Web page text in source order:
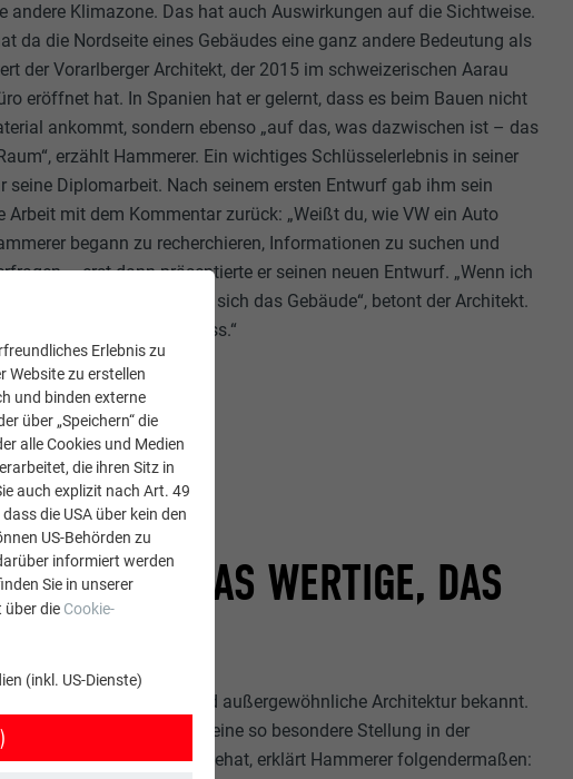
andere Klimazone. Das hat auch Auswirkungen auf die Sichtweise.
da die Nordseite eines Gebäudes eine ganz andere Bedeutung als
der Vorarlberger Architekt, der 2015 im schweizerischen Aarau
eröffnet hat. In Spanien hat er gelernt, dass es beim Bauen nicht
ankommt, sondern ebenso „auf das, was dazwischen ist – das
erzählt Hammerer. Ein wichtiges Schlüsselerlebnis in seiner
seine Diplomarbeit. Nach seinem ersten Entwurf gab ihm sein
Arbeit mit dem Kommentar zurück: „Weißt du, wie VW ein Auto
begann zu recherchieren, Informationen zu suchen und
– erst dann präsentierte er seinen neuen Entwurf. „Wenn ich
zusammentrage, ergibt sich das Gebäude“, betont der Architekt.
das Haus, ist ein Prozess.“
DAS WERTIGE, DAS
ist für mutige und außergewöhnliche Architektur bekannt.
dass gerade Vorarlberg eine so besondere Stellung in der
Architekturlandschaft innehat, erklärt Hammerer folgendermaßen:
Erlebnis zu
Website zu erstellen
und binden externe
über „Speichern“ die
alle Cookies und Medien
die ihren Sitz in
auch explizit nach Art. 49
die USA über kein den
US-Behörden zu
informiert werden
Sie in unserer
über die Cookie-
(inkl. US-Dienste)